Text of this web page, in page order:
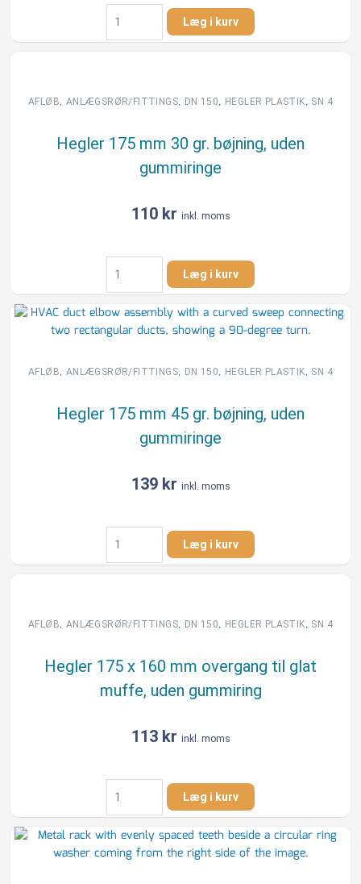
Hegler
175
mm
bøjning,
gummiringe
antal
Læg i kurv
AFLØB, ANLÆGSRØR/FITTINGS, DN 150, HEGLER PLASTIK, SN 4
Hegler 175 mm 30 gr. bøjning, uden
gummiringe
110 kr inkl. moms
Hegler
175
mm
30
gr.
uden
antal
Læg i kurv
AFLØB, ANLÆGSRØR/FITTINGS, DN 150, HEGLER PLASTIK, SN 4
Hegler 175 mm 45 gr. bøjning, uden
gummiringe
139 kr inkl. moms
Hegler
175
mm
bøjning,
gummiringe
antal
Læg i kurv
AFLØB, ANLÆGSRØR/FITTINGS, DN 150, HEGLER PLASTIK, SN 4
Hegler 175 x 160 mm overgang til glat
muffe, uden gummiring
113 kr inkl. moms
Hegler
175
x
160
mm
Læg i kurv